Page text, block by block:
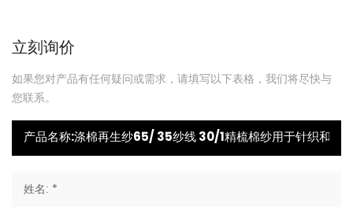
立刻询价
如果您对产品有任何疑问或需求，请填写以下表格，我们将尽快与
您联系。